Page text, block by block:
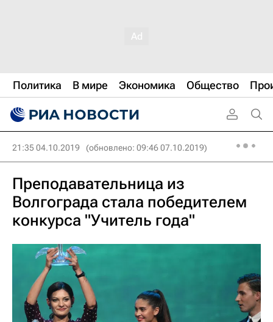
Политика В мире Экономика Общество
21:35 04.10.2019 (обновлено: 09:46 07.10.2019)
Преподавательница из
Волгограда стала победителем
конкурса "Учитель года"